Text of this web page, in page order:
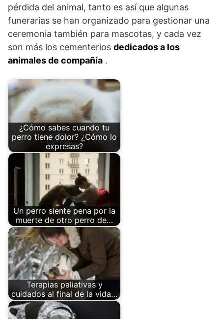
pérdida del animal, tanto es así que algunas
funerarias se han organizado para gestionar una
ceremonia también para mascotas, y cada vez
son más los cementerios dedicados a los
animales de compañía .
¿Cómo sabes cuando tu
perro tiene dolor? ¿Cómo lo
expresas?
Un perro siente pena por la
muerte de otro perro de…
Terapias paliativas y
cuidados al final de la vida…